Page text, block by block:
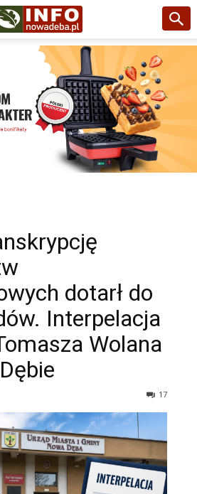
dotarł do
Interpelacja
Wolana
17